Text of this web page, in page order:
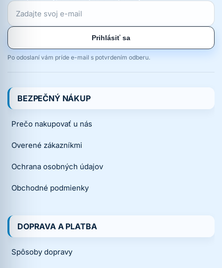
Prihlásiť sa
Po odoslaní vám príde e-mail s potvrdením odberu.
BEZPEČNÝ NÁKUP
Prečo nakupovať u nás
Overené zákazníkmi
Ochrana osobných údajov
Obchodné podmienky
DOPRAVA A PLATBA
Spôsoby dopravy